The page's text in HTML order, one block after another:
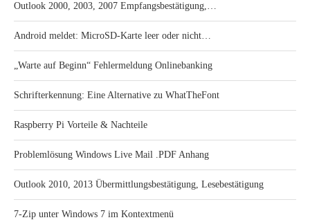
Outlook 2000, 2003, 2007 Empfangsbestätigung,…
Android meldet: MicroSD-Karte leer oder nicht…
„Warte auf Beginn“ Fehlermeldung Onlinebanking
Schrifterkennung: Eine Alternative zu WhatTheFont
Raspberry Pi Vorteile & Nachteile
Problemlösung Windows Live Mail .PDF Anhang
Outlook 2010, 2013 Übermittlungsbestätigung, Lesebestätigung
7-Zip unter Windows 7 im Kontextmenü